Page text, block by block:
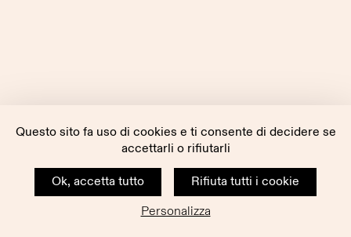
Questo sito fa uso di cookies e ti consente di decidere se
accettarli o rifiutarli
Ok, accetta tutto
Rifiuta tutti i cookie
Personalizza